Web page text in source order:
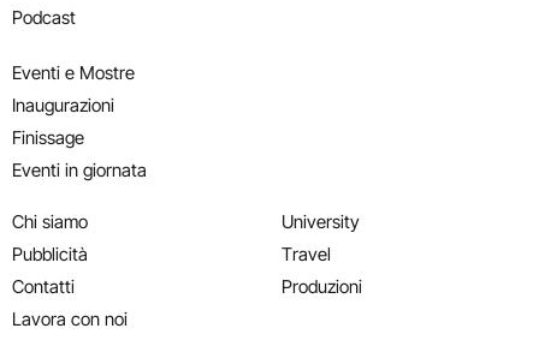
Podcast
Eventi e Mostre
Inaugurazioni
Finissage
Eventi in giornata
Chi siamo
Pubblicità
Contatti
Lavora con noi
University
Travel
Produzioni